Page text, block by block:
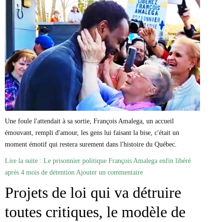
Une foule l'attendait à sa sortie, François Amalega, un accueil
émouvant, rempli d'amour, les gens lui faisant la bise, c'était un
moment émotif qui restera surement dans l'histoire du Québec.
Lire la suite : Le prisonnier politique François Amalega enfin libéré
après 4 mois de détention Ajouter un commentaire
Projets de loi qui va détruire
toutes critiques, le modèle de